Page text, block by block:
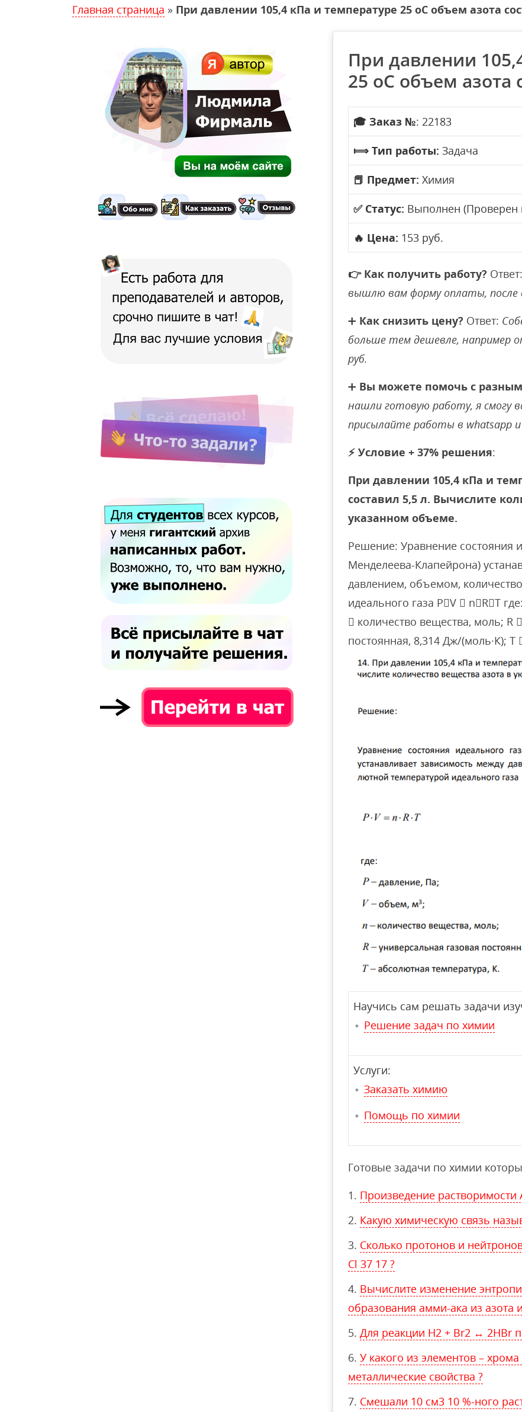
Главная страница » При давлении 105,4 кПа и температуре 25 оС объем азота
При давлении
25 оС объем азота
🎓 Заказ №: 22183
⟾ Тип работы: Задача
📕 Предмет: Химия
✅ Статус: Выполнен (Проверен
🔥 Цена: 153 руб.
👉 Как получить работу? Ответ:
вышлю вам форму оплаты,
➕ Как снизить цену? Ответ:
больше тем дешевле, например
руб.
➕ Вы можете помочь с
нашли готовую работу, я смогу
присылайте работы в whatsapp и
⚡ Условие + 37% решения:
При давлении 105,4 кПа и
составил 5,5 л. Вычислите
указанном объеме.
Решение: Уравнение состояния
Менделеева-Клапейрона)
давлением, объемом,
идеального газа PV  nRT
 количество вещества, моль; R
постоянная, 8,314 Дж/(моль·К); T
Научись сам решать задачи
Решение задач по химии
Услуги:
Заказать химию
Помощь по химии
Готовые задачи по химии
Произведение растворимости
Какую химическую связь
Сколько протонов и
Cl 37 17 ?
Вычислите изменение
образования амми-ака из азота
Для реакции H2 + Br2 ↔ 2HBr
У какого из элементов –
металлические свойства ?
Смешали 10 см3 10 %-ного